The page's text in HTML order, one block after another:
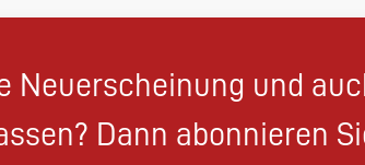
Neuerscheinung und
Dann abonnieren